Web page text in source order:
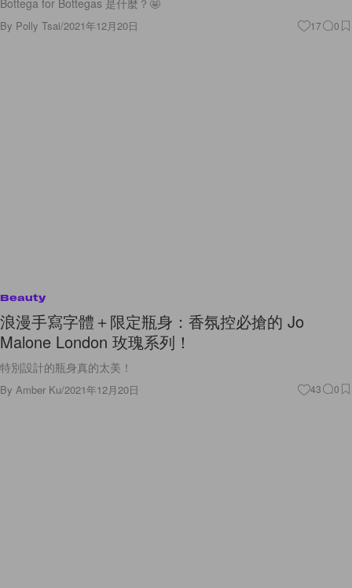
Bottega for Bottegas 是什麼？🤩
By Polly Tsai/2021年12月20日 17 0
Beauty
浪漫手寫字體＋限定瓶身：香氛控必搶的 Jo
Malone London 玫瑰系列！
特別設計的瓶身真的太美！
By Amber Ku/2021年12月20日 43 0